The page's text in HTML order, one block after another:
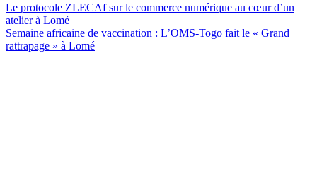
Le protocole ZLECAf sur le commerce numérique au cœur d’un
atelier à Lomé
Semaine africaine de vaccination : L’OMS-Togo fait le « Grand
rattrapage » à Lomé